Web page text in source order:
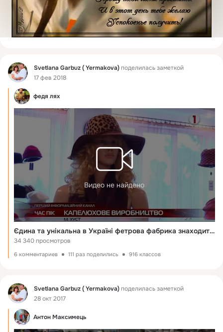
Фид Svetlana Garbuz ( Yermakova)поделилась заметкой
17 фев 2018
федя лях
Видео не найдено
Єдина та унікальна в Україні фетрова фабрика знаходиться у Хусті
34 340 просмотров
6 комментариев 111 раз поделились 916 классов
Фид Svetlana Garbuz ( Yermakova)поделилась заметкой
28 окт 2017
Антон Максимець